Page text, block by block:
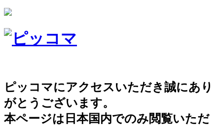
ピッコマにアクセスいただき誠にあり
がとうございます。
本ページは日本国内でのみ閲覧いただ